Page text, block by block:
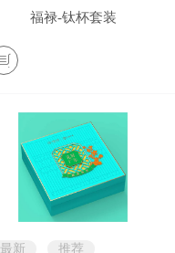
条评价
福禄-钛杯套装
最新 推荐